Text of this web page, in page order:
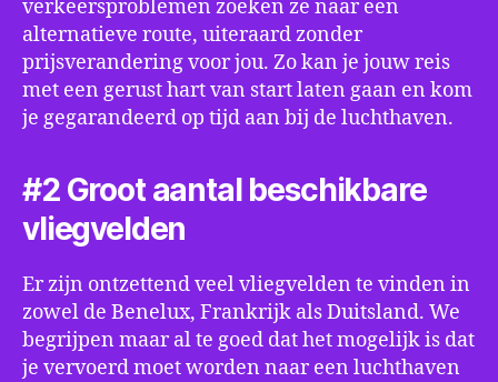
verkeersproblemen zoeken ze naar een
alternatieve route, uiteraard zonder
prijsverandering voor jou. Zo kan je jouw reis
met een gerust hart van start laten gaan en kom
je gegarandeerd op tijd aan bij de luchthaven.
#2 Groot aantal beschikbare
vliegvelden
Er zijn ontzettend veel vliegvelden te vinden in
zowel de Benelux, Frankrijk als Duitsland. We
begrijpen maar al te goed dat het mogelijk is dat
je vervoerd moet worden naar een luchthaven